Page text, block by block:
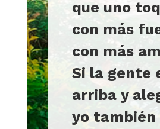
que uno
con más
con más
Si la gente
arriba y
yo también